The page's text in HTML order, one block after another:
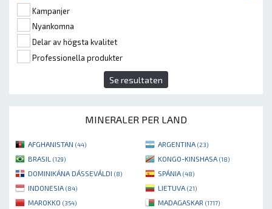
Kampanjer
Nyankomna
Delar av högsta kvalitet
Professionella produkter
Se resultaten
MINERALER PER LAND
AFGHANISTAN (44) ARGENTINA (23)
BRASIL (129) KONGO-KINSHASA (18)
DOMINIKÁNA DÁSSEVÁLDI (8) SPÁNIA (48)
INDONESIA (84) LIETUVA (21)
MAROKKO (354) MADAGASKAR (1717)